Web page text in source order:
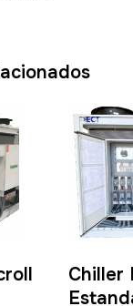
Chiller